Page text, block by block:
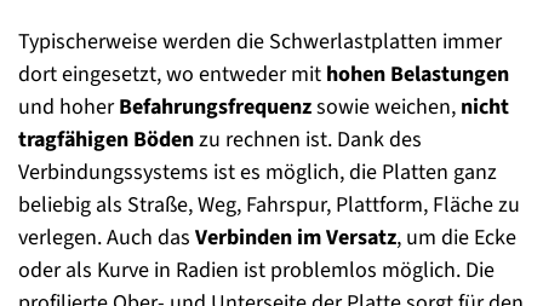
Typischerweise werden die Schwerlastplatten immer
dort eingesetzt, wo entweder mit hohen Belastungen
und hoherBefahrungsfrequenzsowie weichen, nicht
tragfähigen Bödenzu rechnen ist. Dank des
Verbindungssystems ist es möglich, die Platten ganz
beliebig als Straße, Weg, Fahrspur, Plattform, Fläche zu
verlegen. Auch das Verbinden im Versatz, um die Ecke
oder als Kurve in Radien ist problemlos möglich. Die